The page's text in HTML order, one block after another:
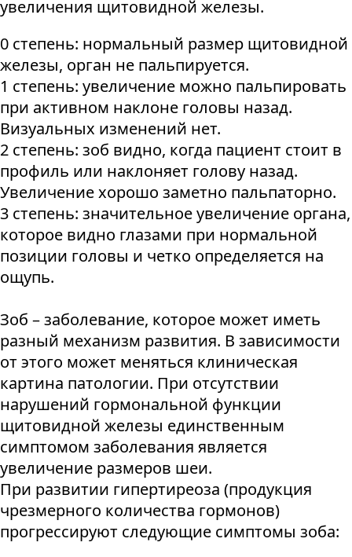
увеличения щитовидной железы.
0 степень: нормальный размер щитовидной
железы, орган не пальпируется.
1 степень: увеличение можно пальпировать
при активном наклоне головы назад.
Визуальных изменений нет.
2 степень: зоб видно, когда пациент стоит в
профиль или наклоняет голову назад.
Увеличение хорошо заметно пальпаторно.
3 степень: значительное увеличение органа,
которое видно глазами при нормальной
позиции головы и четко определяется на
ощупь.
Зоб – заболевание, которое может иметь
разный механизм развития. В зависимости
от этого может меняться клиническая
картина патологии. При отсутствии
нарушений гормональной функции
щитовидной железы единственным
симптомом заболевания является
увеличение размеров шеи.
При развитии гипертиреоза (продукция
чрезмерного количества гормонов)
прогрессируют следующие симптомы зоба: